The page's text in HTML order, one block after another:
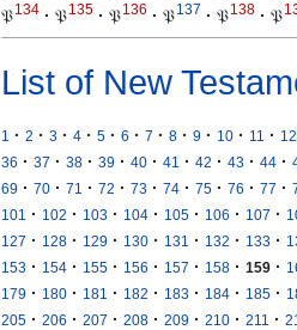
𝔓134 · 𝔓135 · 𝔓136 · 𝔓137 · 𝔓138 · 𝔓
List of New
1 · 2 · 3 · 4 · 5 · 6 · 7 · 8 · 9 · 10 · 11 · 12
36 · 37 · 38 · 39 · 40 · 41 · 42 · 43 · 44 ·
69 · 70 · 71 · 72 · 73 · 74 · 75 · 76 · 77 ·
101
· 102 · 103 · 104 · 105 · 106 · 107 ·
127 · 128 · 129 · 130 · 131 · 132 · 133 ·
153 · 154 · 155 · 156 · 157 · 158 · 159 ·
179 · 180 · 181 · 182 · 183 · 184 · 185 ·
205 · 206 · 207 · 208 · 209 · 210 · 211 ·